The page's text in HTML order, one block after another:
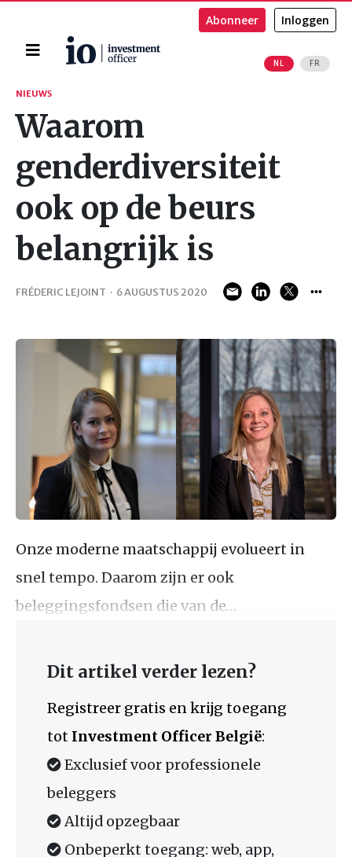
Home
NL FR
Abonneer Inloggen
Zoeken
NIEUWS
Waarom
genderdiversiteit
ook op de beurs
belangrijk is
FRÉDERIC LEJOINT · 6 AUGUSTUS 2020
Onze moderne maatschappij evolueert in
snel tempo. Daarom zijn er ook
beleggingsfondsen die van de…
Dit artikel verder lezen?
Registreer gratis en krijg toegang
tot Investment Officer België:
Exclusief voor professionele
beleggers
Altijd opzegbaar
Onbeperkt toegang: web, app,